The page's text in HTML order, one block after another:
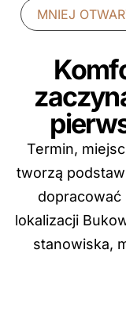
MNIEJ
Termin,
tworzą
dopracować
lokalizacji
stanowiska,